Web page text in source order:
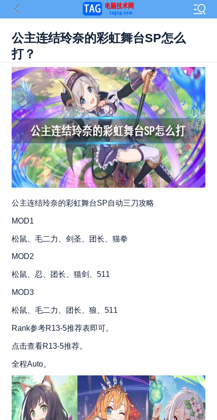
公主连结玲奈的彩虹舞台SP怎么
打？
公主连结玲奈的彩虹舞台SP自动三刀攻略
MOD1
松鼠、毛二力、剑圣、团长、猫拳
MOD2
松鼠、忍、团长、猫剑、511
MOD3
松鼠、毛二力、团长、狼、511
Rank参考R13-5推荐表即可。
点击查看R13-5推荐。
全程Auto。